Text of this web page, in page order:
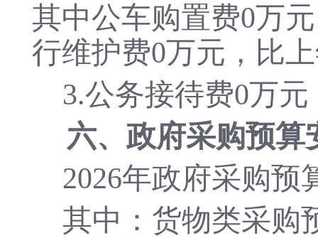
其中公车购置费0万
行维护费0万元，比
3.公务接待费0万元
六、政府采购预算
2026年政府采购预
其中：货物类采购